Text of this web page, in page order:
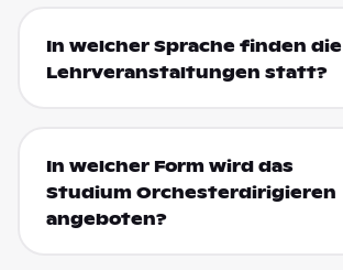
In welcher Sprache finden die
Lehrveranstaltungen statt?
In welcher Form wird das
Studium Orchesterdirigieren
angeboten?